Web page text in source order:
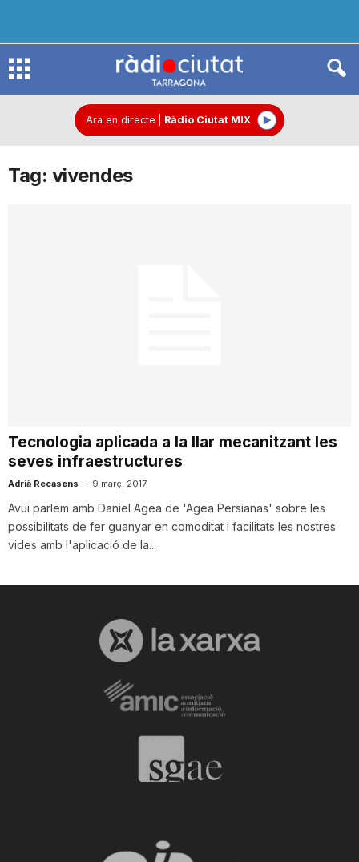
R
d
t
a
t
Ara en directe Ràdio Ciutat MIX
Tag: vivendes
Tecnologia aplicada a la llar mecanitzant les
seves infraestructures
Adrià Recasens - 9 març, 2017
Avui parlem amb Daniel Agea de 'Agea Persianas' sobre les
possibilitats de fer guanyar en comoditat i facilitats les nostres
vides amb l'aplicació de la...